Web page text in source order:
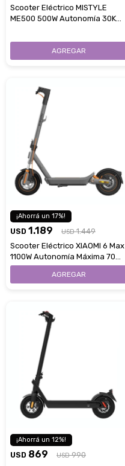
Scooter Eléctrico MISTYLE
ME500 500W Autonomía 30Km
17
USD 1.189 USD 1.449
Scooter Eléctrico XIAOMI 6 Max
1100W Autonomía Máxima 70
Km
12
USD 869 USD 990